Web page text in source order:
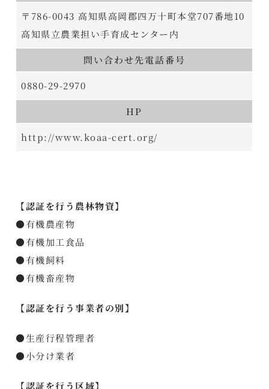
〒786-0043 高知県高岡郡四万十町本堂707番地10
高知県立農業担い手育成センター内
問い合わせ先電話番号
0880-29-2970
HP
http://www.koaa-cert.org/
【認証を行う農林物資】
●有機農産物
●有機加工食品
●有機飼料
●有機畜産物
【認証を行う事業者の別】
●生産行程管理者
●小分け業者
【認証を行う区域】